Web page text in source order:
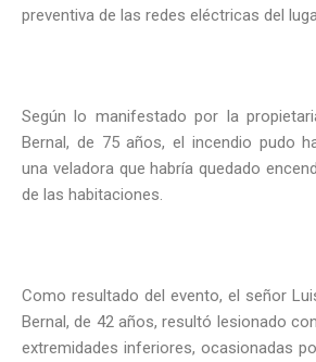
preventiva de las redes eléctricas del
Según lo manifestado por la
Bernal, de 75 años, el incendio pudo
una veladora que habría quedado
de las habitaciones.
Como resultado del evento, el señor
Bernal, de 42 años, resultó lesionado
extremidades inferiores, ocasionadas